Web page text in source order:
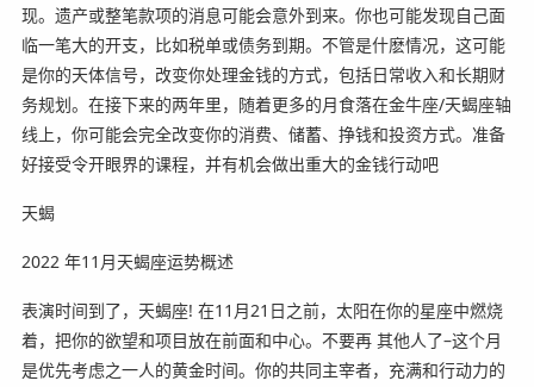
现。遗产或整笔款项的消息可能会意外到来。你也可能发现自己面
临一笔大的开支，比如税单或债务到期。不管是什麽情况，这可能
是你的天体信号，改变你处理金钱的方式，包括日常收入和长期财
务规划。在接下来的两年里，随着更多的月食落在金牛座/天蝎座轴
线上，你可能会完全改变你的消费、储蓄、挣钱和投资方式。准备
好接受令开眼界的课程，并有机会做出重大的金钱行动吧
天蝎️
2022 年11月天蝎座运势概述
表演时间到了，天蝎座! 在11月21日之前，太阳在你的星座中燃烧
着，把你的欲望和项目放在前面和中心。不要再 其他人了–这个月
是优先考虑之一人的黄金时间。你的共同主宰者，充满和行动力的